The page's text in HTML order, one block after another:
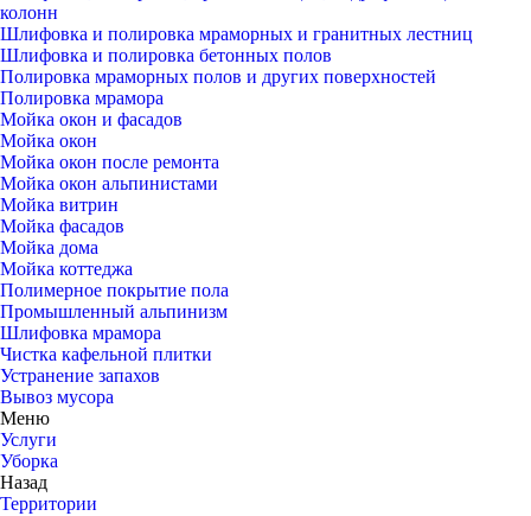
колонн
Шлифовка и полировка мраморных и гранитных лестниц
Шлифовка и полировка бетонных полов
Полировка мраморных полов и других поверхностей
Полировка мрамора
Мойка окон и фасадов
Мойка окон
Мойка окон после ремонта
Мойка окон альпинистами
Мойка витрин
Мойка фасадов
Мойка дома
Мойка коттеджа
Полимерное покрытие пола
Промышленный альпинизм
Шлифовка мрамора
Чистка кафельной плитки
Устранение запахов
Вывоз мусора
Меню
Услуги
Уборка
Назад
Территории